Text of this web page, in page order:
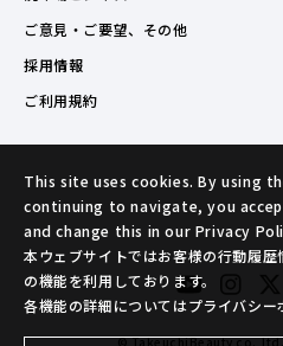
ご意見・ご要望、その他
採用情報
ご利用規約
© TakeuchiBeauty co.,ltd.
This site uses cookies. By using
continuing to navigate, you
and change this in our Privacy
本ウェブサイトではお客様の行動履
の機能を利用しております。
各機能の詳細についてはプライバシー